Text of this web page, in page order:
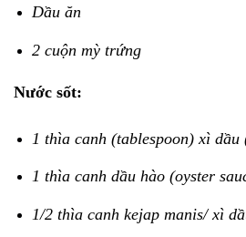
Dầu ăn
2 cuộn mỳ trứng
Nước sốt:
1 thìa canh (tablespoon) xì dầu
1 thìa canh dầu hào (oyster
1/2 thìa canh kejap manis/ xì